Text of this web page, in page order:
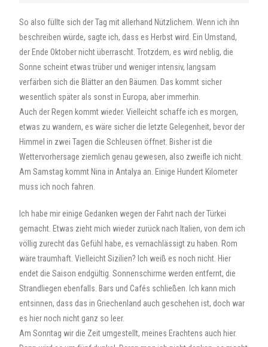
So also füllte sich der Tag mit allerhand Nützlichem. Wenn ich ihn
beschreiben würde, sagte ich, dass es Herbst wird. Ein Umstand,
der Ende Oktober nicht überrascht. Trotzdem, es wird neblig, die
Sonne scheint etwas trüber und weniger intensiv, langsam
verfärben sich die Blätter an den Bäumen. Das kommt sicher
wesentlich später als sonst in Europa, aber immerhin.
Auch der Regen kommt wieder. Vielleicht schaffe ich es morgen,
etwas zu wandern, es wäre sicher die letzte Gelegenheit, bevor der
Himmel in zwei Tagen die Schleusen öffnet. Bisher ist die
Wettervorhersage ziemlich genau gewesen, also zweifle ich nicht.
Am Samstag kommt Nina in Antalya an. Einige Hundert Kilometer
muss ich noch fahren.
Ich habe mir einige Gedanken wegen der Fahrt nach der Türkei
gemacht. Etwas zieht mich wieder zurück nach Italien, von dem ich
völlig zurecht das Gefühl habe, es vernachlässigt zu haben. Rom
wäre traumhaft. Vielleicht Sizilien? Ich weiß es noch nicht. Hier
endet die Saison endgültig. Sonnenschirme werden entfernt, die
Strandliegen ebenfalls. Bars und Cafés schließen. Ich kann mich
entsinnen, dass das in Griechenland auch geschehen ist, doch war
es hier noch nicht ganz so leer.
Am Sonntag wir die Zeit umgestellt, meines Erachtens auch hier.